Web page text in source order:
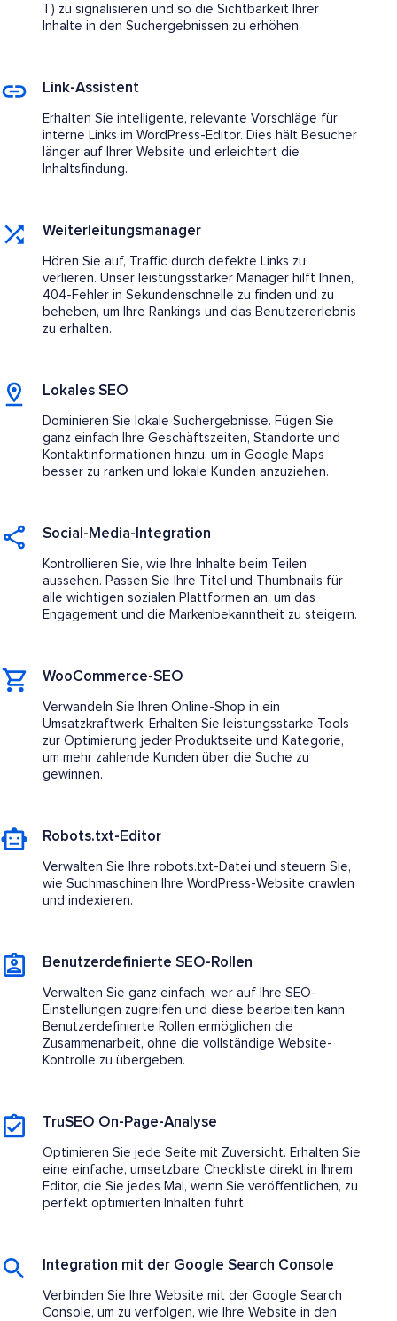
T) zu signalisieren und so die Sichtbarkeit Ihrer
Inhalte in den Suchergebnissen zu erhöhen.
Link-Assistent
Erhalten Sie intelligente, relevante Vorschläge für
interne Links im WordPress-Editor. Dies hält Besucher
länger auf Ihrer Website und erleichtert die
Inhaltsfindung.
Weiterleitungsmanager
Hören Sie auf, Traffic durch defekte Links zu
verlieren. Unser leistungsstarker Manager hilft Ihnen,
404-Fehler in Sekundenschnelle zu finden und zu
beheben, um Ihre Rankings und das Benutzererlebnis
zu erhalten.
Lokales SEO
Dominieren Sie lokale Suchergebnisse. Fügen Sie
ganz einfach Ihre Geschäftszeiten, Standorte und
Kontaktinformationen hinzu, um in Google Maps
besser zu ranken und lokale Kunden anzuziehen.
Social-Media-Integration
Kontrollieren Sie, wie Ihre Inhalte beim Teilen
aussehen. Passen Sie Ihre Titel und Thumbnails für
alle wichtigen sozialen Plattformen an, um das
Engagement und die Markenbekanntheit zu steigern.
WooCommerce-SEO
Verwandeln Sie Ihren Online-Shop in ein
Umsatzkraftwerk. Erhalten Sie leistungsstarke Tools
zur Optimierung jeder Produktseite und Kategorie,
um mehr zahlende Kunden über die Suche zu
gewinnen.
Robots.txt-Editor
Verwalten Sie Ihre robots.txt-Datei und steuern Sie,
wie Suchmaschinen Ihre WordPress-Website crawlen
und indexieren.
Benutzerdefinierte SEO-Rollen
Verwalten Sie ganz einfach, wer auf Ihre SEO-
Einstellungen zugreifen und diese bearbeiten kann.
Benutzerdefinierte Rollen ermöglichen die
Zusammenarbeit, ohne die vollständige Website-
Kontrolle zu übergeben.
TruSEO On-Page-Analyse
Optimieren Sie jede Seite mit Zuversicht. Erhalten Sie
eine einfache, umsetzbare Checkliste direkt in Ihrem
Editor, die Sie jedes Mal, wenn Sie veröffentlichen, zu
perfekt optimierten Inhalten führt.
Integration mit der Google Search Console
Verbinden Sie Ihre Website mit der Google Search
Console, um zu verfolgen, wie Ihre Website in den